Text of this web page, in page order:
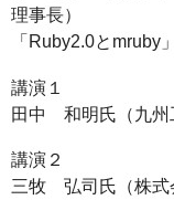
理事長）
「Ruby2.0とmruby」
講演１
田中 和明氏（九州
講演２
三牧 弘司氏（株式